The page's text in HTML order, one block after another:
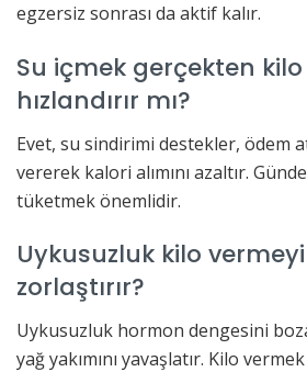
egzersiz sonrası da aktif kalır.
Su içmek gerçekten kilo
hızlandırır mı?
Evet, su sindirimi destekler, ödem
vererek kalori alımını azaltır.
tüketmek önemlidir.
Uykusuzluk kilo
zorlaştırır?
Uykusuzluk hormon dengesini
yağ yakımını yavaşlatır. Kilo